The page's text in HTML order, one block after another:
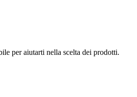
per aiutarti nella scelta dei prodotti.